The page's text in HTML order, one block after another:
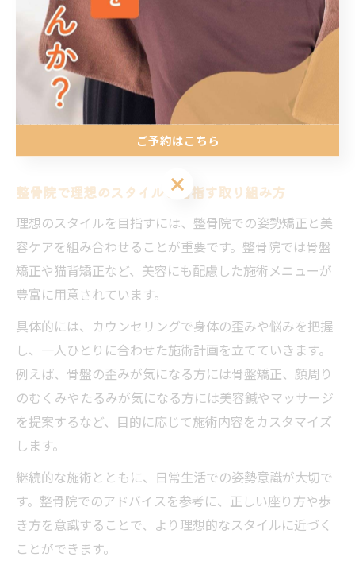
固まってしまい姿勢が崩れやすくなりますが、整骨院で
の施術によって柔軟性が戻りやすくなります。
施術を受けることで、肩こりや腰痛の予防にもつなが
り、日常生活のパフォーマンス向上も期待できます。ま
ずは週1回程度の通院から始め、生活の一部として無理な
く継続することが成功のコツです。
整骨院で理想のスタイルを目指す取り組み方
理想のスタイルを目指すには、整骨院での姿勢矯正と美
容ケアを組み合わせることが重要です。整骨院では骨盤
矯正や猫背矯正など、美容にも配慮した施術メニューが
豊富に用意されています。
具体的には、カウンセリングで身体の歪みや悩みを把握
し、一人ひとりに合わせた施術計画を立てていきます。
例えば、骨盤の歪みが気になる方には骨盤矯正、顔周り
のむくみやたるみが気になる方には美容鍼やマッサージ
を提案するなど、目的に応じて施術内容をカスタマイズ
します。
継続的な施術とともに、日常生活での姿勢意識が大切で
す。整骨院でのアドバイスを参考に、正しい座り方や歩
き方を意識することで、より理想的なスタイルに近づく
ことができます。
ご予約はこちら
ご予約はこちら